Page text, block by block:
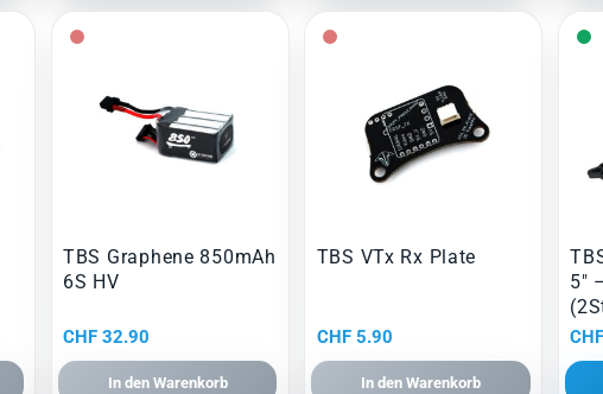
TBS Graphene 850mAh
6S HV
CHF 32.90
In den Warenkorb
TBS VTx Rx Plate
CHF5.90
In den Warenkorb
5″
CHF